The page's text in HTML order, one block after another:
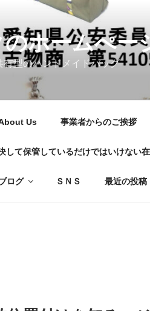
ホームぺー
型のハンドメイドバッグ
Us 事業者からのご挨拶
して保管しているだけではいけない
ログ ＳＮＳ 最近の投稿